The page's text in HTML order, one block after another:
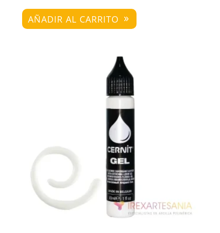
AÑADIR AL CARRITO